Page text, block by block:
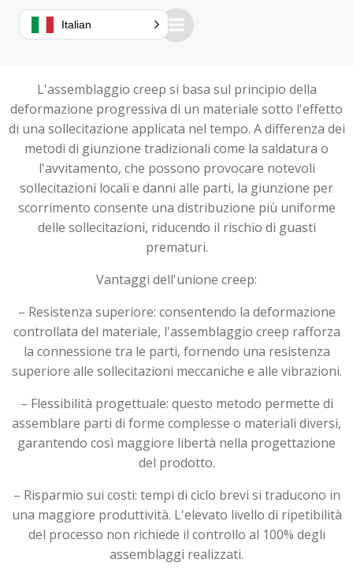
Questa tecnica, utilizzata in particolare dalle rivettatrici
orbitali e radiali, offre numerosi vantaggi rispetto ai
L'assemblaggio creep si basa sul principio della
deformazione progressiva di un materiale sotto l'effetto
di una sollecitazione applicata nel tempo. A differenza dei
metodi di giunzione tradizionali come la saldatura o
l'avvitamento, che possono provocare notevoli
sollecitazioni locali e danni alle parti, la giunzione per
scorrimento consente una distribuzione più uniforme
delle sollecitazioni, riducendo il rischio di guasti
prematuri.
Vantaggi dell'unione creep:
– Resistenza superiore: consentendo la deformazione
controllata del materiale, l'assemblaggio creep rafforza
la connessione tra le parti, fornendo una resistenza
superiore alle sollecitazioni meccaniche e alle vibrazioni.
– Flessibilità progettuale: questo metodo permette di
assemblare parti di forme complesse o materiali diversi,
garantendo così maggiore libertà nella progettazione
del prodotto.
– Risparmio sui costi: tempi di ciclo brevi si traducono in
una maggiore produttività. L'elevato livello di ripetibilità
del processo non richiede il controllo al 100% degli
assemblaggi realizzati.
Italian